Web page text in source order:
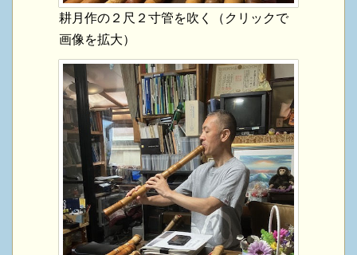
耕月作の２尺２寸管を吹く（クリックで
画像を拡大）